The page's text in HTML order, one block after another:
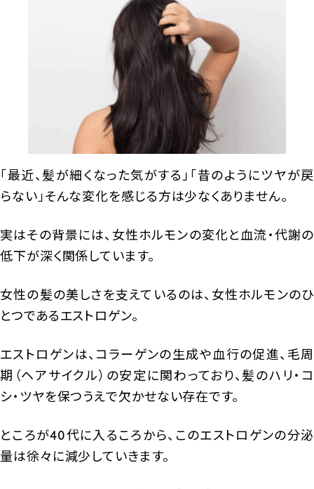
「最近、髪が細くなった気がする」「昔のようにツヤが戻
らない」そんな変化を感じる方は少なくありません。
実はその背景には、女性ホルモンの変化と血流・代謝の
低下が深く関係しています。
女性の髪の美しさを支えているのは、女性ホルモンのひ
とつであるエストロゲン。
エストロゲンは、コラーゲンの生成や血行の促進、毛周
期（ヘアサイクル）の安定に関わっており、髪のハリ・コ
シ・ツヤを保つうえで欠かせない存在です。
ところが40代に入るころから、このエストロゲンの分泌
量は徐々に減少していきます。